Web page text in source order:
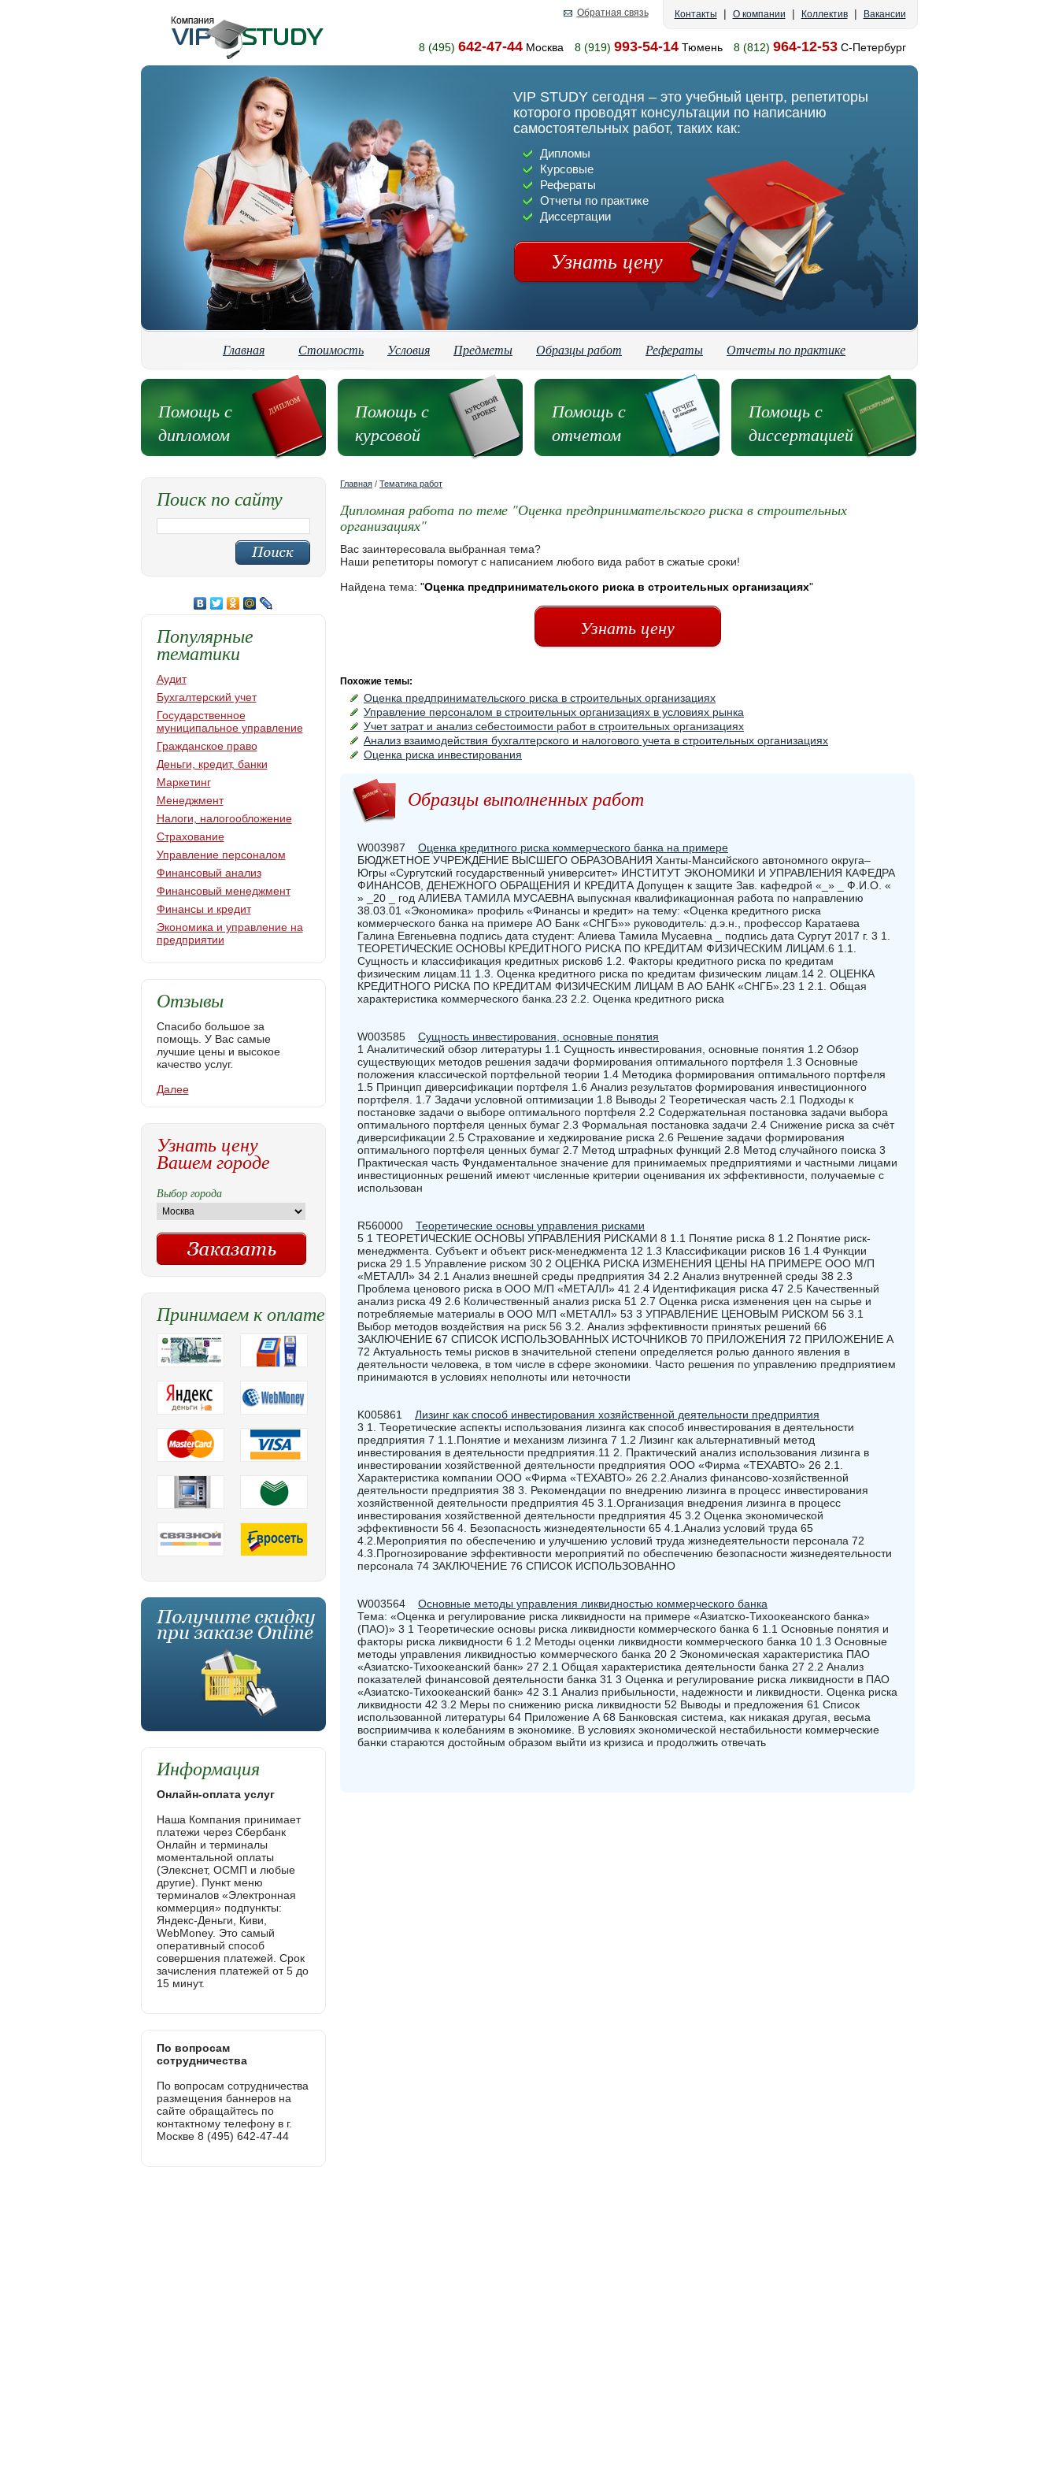
Контакты | О компании | Коллектив| Вакансии
Обратная связь
8 (495) 642-47-44Москва 8 (919) 993-54-14Тюмень 8 (812) 964-12-53С-Петербург
VIP STUDY сегодня – это учебный центр, репетиторы
которого проводят консультации по написанию
самостоятельных работ, таких как:
Дипломы
Курсовые
Рефераты
Отчеты по практике
Диссертации
Узнать цену
Главная Стоимость Условия Предметы Образцы работ Рефераты Отчеты по практике
Помощь с
дипломом
Помощь с
курсовой
Помощь с
отчетом
Помощь с
диссертацией
Главная / Тематика работ
Дипломная работа по теме "Оценка предпринимательского риска в строительных
организациях"
Вас заинтересовала выбранная тема?
Наши репетиторы помогут с написанием любого вида работ в сжатые сроки!
Найдена тема: "Оценка предпринимательского риска в строительных организациях"
Узнать цену
Похожие темы:
Оценка предпринимательского риска в строительных организациях
Управление персоналом в строительных организациях в условиях рынка
Учет затрат и анализ себестоимости работ в строительных организациях
Анализ взаимодействия бухгалтерского и налогового учета в строительных организациях
Оценка риска инвестирования
Образцы выполненных работ
W003987 Оценка кредитного риска коммерческого банка на примере
БЮДЖЕТНОЕ УЧРЕЖДЕНИЕ ВЫСШЕГО ОБРАЗОВАНИЯ Ханты-Мансийского автономного округа–
Югры «Сургутский государственный университет» ИНСТИТУТ ЭКОНОМИКИ И УПРАВЛЕНИЯ КАФЕДРА
ФИНАНСОВ, ДЕНЕЖНОГО ОБРАЩЕНИЯ И КРЕДИТА Допущен к защите Зав. кафедрой «_» _ Ф.И.О. «
» _20 _ год АЛИЕВА ТАМИЛА МУСАЕВНА выпускная квалификационная работа по направлению
38.03.01 «Экономика» профиль «Финансы и кредит» на тему: «Оценка кредитного риска
коммерческого банка на примере АО Банк «СНГБ»» руководитель: д.э.н., профессор Каратаева
Галина Евгеньевна подпись дата студент: Алиева Тамила Мусаевна _ подпись дата Сургут 2017 г. 3 1.
ТЕОРЕТИЧЕСКИЕ ОСНОВЫ КРЕДИТНОГО РИСКА ПО КРЕДИТАМ ФИЗИЧЕСКИМ ЛИЦАМ.6 1.1.
Сущность и классификация кредитных рисков6 1.2. Факторы кредитного риска по кредитам
физическим лицам.11 1.3. Оценка кредитного риска по кредитам физическим лицам.14 2. ОЦЕНКА
КРЕДИТНОГО РИСКА ПО КРЕДИТАМ ФИЗИЧЕСКИМ ЛИЦАМ В АО БАНК «СНГБ».23 1 2.1. Общая
характеристика коммерческого банка.23 2.2. Оценка кредитного риска
W003585 Сущность инвестирования, основные понятия
1 Аналитический обзор литературы 1.1 Сущность инвестирования, основные понятия 1.2 Обзор
существующих методов решения задачи формирования оптимального портфеля 1.3 Основные
положения классической портфельной теории 1.4 Методика формирования оптимального портфеля
1.5 Принцип диверсификации портфеля 1.6 Анализ результатов формирования инвестиционного
портфеля. 1.7 Задачи условной оптимизации 1.8 Выводы 2 Теоретическая часть 2.1 Подходы к
постановке задачи о выборе оптимального портфеля 2.2 Содержательная постановка задачи выбора
оптимального портфеля ценных бумаг 2.3 Формальная постановка задачи 2.4 Снижение риска за счёт
диверсификации 2.5 Страхование и хеджирование риска 2.6 Решение задачи формирования
оптимального портфеля ценных бумаг 2.7 Метод штрафных функций 2.8 Метод случайного поиска 3
Практическая часть Фундаментальное значение для принимаемых предприятиями и частными лицами
инвестиционных решений имеют численные критерии оценивания их эффективности, получаемые с
использован
R560000 Теоретические основы управления рисками
5 1 ТЕОРЕТИЧЕСКИЕ ОСНОВЫ УПРАВЛЕНИЯ РИСКАМИ 8 1.1 Понятие риска 8 1.2 Понятие риск-
менеджмента. Субъект и объект риск-менеджмента 12 1.3 Классификации рисков 16 1.4 Функции
риска 29 1.5 Управление риском 30 2 ОЦЕНКА РИСКА ИЗМЕНЕНИЯ ЦЕНЫ НА ПРИМЕРЕ ООО М/П
«МЕТАЛЛ» 34 2.1 Анализ внешней среды предприятия 34 2.2 Анализ внутренней среды 38 2.3
Проблема ценового риска в ООО М/П «МЕТАЛЛ» 41 2.4 Идентификация риска 47 2.5 Качественный
анализ риска 49 2.6 Количественный анализ риска 51 2.7 Оценка риска изменения цен на сырье и
потребляемые материалы в ООО М/П «МЕТАЛЛ» 53 3 УПРАВЛЕНИЕ ЦЕНОВЫМ РИСКОМ 56 3.1
Выбор методов воздействия на риск 56 3.2. Анализ эффективности принятых решений 66
ЗАКЛЮЧЕНИЕ 67 СПИСОК ИСПОЛЬЗОВАННЫХ ИСТОЧНИКОВ 70 ПРИЛОЖЕНИЯ 72 ПРИЛОЖЕНИЕ А
72 Актуальность темы рисков в значительной степени определяется ролью данного явления в
деятельности человека, в том числе в сфере экономики. Часто решения по управлению предприятием
принимаются в условиях неполноты или неточности
K005861 Лизинг как способ инвестирования хозяйственной деятельности предприятия
3 1. Теоретические аспекты использования лизинга как способ инвестирования в деятельности
предприятия 7 1.1.Понятие и механизм лизинга 7 1.2 Лизинг как альтернативный метод
инвестирования в деятельности предприятия.11 2. Практический анализ использования лизинга в
инвестировании хозяйственной деятельности предприятия ООО «Фирма «ТЕХАВТО» 26 2.1.
Характеристика компании ООО «Фирма «ТЕХАВТО» 26 2.2.Анализ финансово-хозяйственной
деятельности предприятия 38 3. Рекомендации по внедрению лизинга в процесс инвестирования
хозяйственной деятельности предприятия 45 3.1.Организация внедрения лизинга в процесс
инвестирования хозяйственной деятельности предприятия 45 3.2 Оценка экономической
эффективности 56 4. Безопасность жизнедеятельности 65 4.1.Анализ условий труда 65
4.2.Мероприятия по обеспечению и улучшению условий труда жизнедеятельности персонала 72
4.3.Прогнозирование эффективности мероприятий по обеспечению безопасности жизнедеятельности
персонала 74 ЗАКЛЮЧЕНИЕ 76 СПИСОК ИСПОЛЬЗОВАННО
W003564 Основные методы управления ликвидностью коммерческого банка
Тема: «Оценка и регулирование риска ликвидности на примере «Азиатско-Тихоокеанского банка»
(ПАО)» 3 1 Теоретические основы риска ликвидности коммерческого банка 6 1.1 Основные понятия и
факторы риска ликвидности 6 1.2 Методы оценки ликвидности коммерческого банка 10 1.3 Основные
методы управления ликвидностью коммерческого банка 20 2 Экономическая характеристика ПАО
«Азиатско-Тихоокеанский банк» 27 2.1 Общая характеристика деятельности банка 27 2.2 Анализ
показателей финансовой деятельности банка 31 3 Оценка и регулирование риска ликвидности в ПАО
«Азиатско-Тихоокеанский банк» 42 3.1 Анализ прибыльности, надежности и ликвидности. Оценка риска
ликвидности 42 3.2 Меры по снижению риска ликвидности 52 Выводы и предложения 61 Список
использованной литературы 64 Приложение А 68 Банковская система, как никакая другая, весьма
восприимчива к колебаниям в экономике. В условиях экономической нестабильности коммерческие
банки стараются достойным образом выйти из кризиса и продолжить отвечать
Поиск по сайту
Популярные
тематики
Аудит
Бухгалтерский учет
Государственное
муниципальное управление
Гражданское право
Деньги, кредит, банки
Маркетинг
Менеджмент
Налоги, налогообложение
Страхование
Управление персоналом
Финансовый анализ
Финансовый менеджмент
Финансы и кредит
Экономика и управление на
предприятии
Отзывы
Спасибо большое за
помощь. У Вас самые
лучшие цены и высокое
качество услуг.
Далее
Узнать цену
Вашем городе
Выбор города
Принимаем к оплате
Информация
Онлайн-оплата услуг
Наша Компания принимает
платежи через Сбербанк
Онлайн и терминалы
моментальной оплаты
(Элекснет, ОСМП и любые
другие). Пункт меню
терминалов «Электронная
коммерция» подпункты:
Яндекс-Деньги, Киви,
WebMoney. Это самый
оперативный способ
совершения платежей. Срок
зачисления платежей от 5 до
15 минут.
По вопросам
сотрудничества
По вопросам сотрудничества
размещения баннеров на
сайте обращайтесь по
контактному телефону в г.
Москве 8 (495) 642-47-44